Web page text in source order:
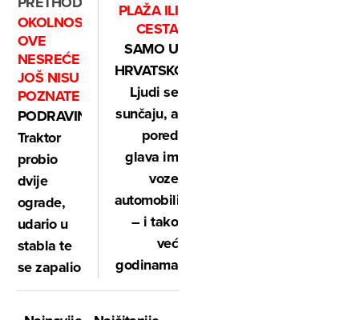
OKOLNOSTI
OVE
NESREĆE
JOŠ NISU
POZNATE
PODRAVINA:
Traktor
probio
dvije
ograde,
udario u
stabla te
se zapalio
PLAŽA ILI
CESTA
SAMO U
HRVATSKOJ:
Ljudi se
sunčaju, a
pored
glava im
voze
automobili
– i tako
već
godinama